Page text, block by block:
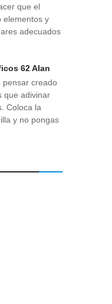
que el
elementos y
adecuados
62 Alan
pensar creado
que adivinar
Coloca la
y no pongas